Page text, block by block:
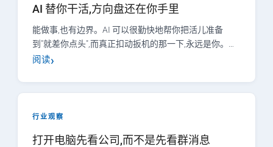
AI 替你干活,方向盘还在你手里
能做事,也有边界。AI 可以很勤快地帮你把活儿准备
到"就差你点头",而真正扣动扳机的那一下,永远是你。…
阅读
行业观察
打开电脑先看公司,而不是先看群消息